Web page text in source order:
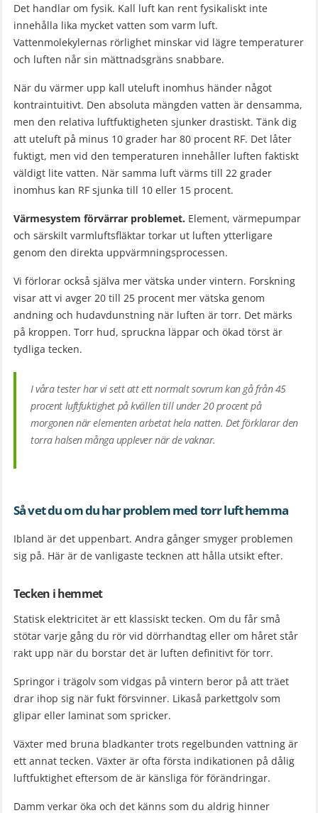
Det handlar om fysik. Kall luft kan rent fysikaliskt inte
innehålla lika mycket vatten som varm luft.
Vattenmolekylernas rörlighet minskar vid lägre temperaturer
och luften når sin mättnadsgräns snabbare.
När du värmer upp kall uteluft inomhus händer något
kontraintuitivt. Den absoluta mängden vatten är densamma,
men den relativa luftfuktigheten sjunker drastiskt. Tänk dig
att uteluft på minus 10 grader har 80 procent RF. Det låter
fuktigt, men vid den temperaturen innehåller luften faktiskt
väldigt lite vatten. När samma luft värms till 22 grader
inomhus kan RF sjunka till 10 eller 15 procent.
Värmesystem förvärrar problemet. Element, värmepumpar
och särskilt varmluftsfläktar torkar ut luften ytterligare
genom den direkta uppvärmningsprocessen.
Vi förlorar också själva mer vätska under vintern. Forskning
visar att vi avger 20 till 25 procent mer vätska genom
andning och hudavdunstning när luften är torr. Det märks
på kroppen. Torr hud, spruckna läppar och ökad törst är
tydliga tecken.
I våra tester har vi sett att ett normalt sovrum kan gå från 45
procent luftfuktighet på kvällen till under 20 procent på
morgonen när elementen arbetat hela natten. Det förklarar den
torra halsen många upplever när de vaknar.
Så vet du om du har problem med torr luft hemma
Ibland är det uppenbart. Andra gånger smyger problemen
sig på. Här är de vanligaste tecknen att hålla utsikt efter.
Tecken i hemmet
Statisk elektricitet är ett klassiskt tecken. Om du får små
stötar varje gång du rör vid dörrhandtag eller om håret står
rakt upp när du borstar det är luften definitivt för torr.
Springor i trägolv som vidgas på vintern beror på att träet
drar ihop sig när fukt försvinner. Likaså parkettgolv som
glipar eller laminat som spricker.
Växter med bruna bladkanter trots regelbunden vattning är
ett annat tecken. Växter är ofta första indikationen på dålig
luftfuktighet eftersom de är känsliga för förändringar.
Damm verkar öka och det känns som du aldrig hinner